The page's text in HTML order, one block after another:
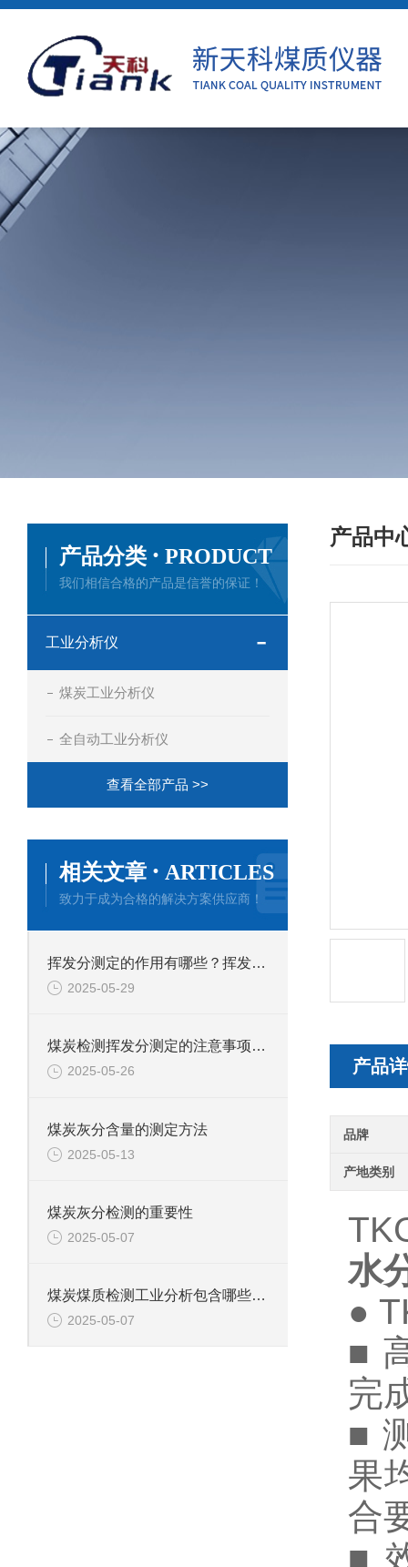
产品中
产品
品牌
产地类别
水
●
■
完
■
果
合
■
产品分类 · PRODUCT
我们相信合格的产品是信誉的保证！
工业分析仪
煤炭工业分析仪
全自动工业分析仪
查看全部产品 >>
相关文章 · ARTICLES
致力于成为合格的解决方案供应商！
挥发分测定的作用有哪些？挥发分测定应用于哪些行业？
2025-05-29
煤炭检测挥发分测定的注意事项有哪些？
2025-05-26
煤炭灰分含量的测定方法
2025-05-13
煤炭灰分检测的重要性
2025-05-07
煤炭煤质检测工业分析包含哪些项目？鹤壁新天科为您解答
2025-05-07